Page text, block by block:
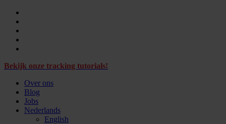
Skip
main
content
Bekijk onze tracking tutorials!
Over ons
Blog
Jobs
Nederlands
English